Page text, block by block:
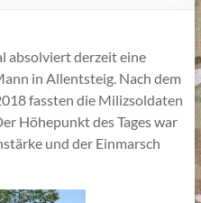
absolviert derzeit eine
in Allentsteig. Nach dem
fassten die Milizsoldaten
Höhepunkt des Tages war
und der Einmarsch